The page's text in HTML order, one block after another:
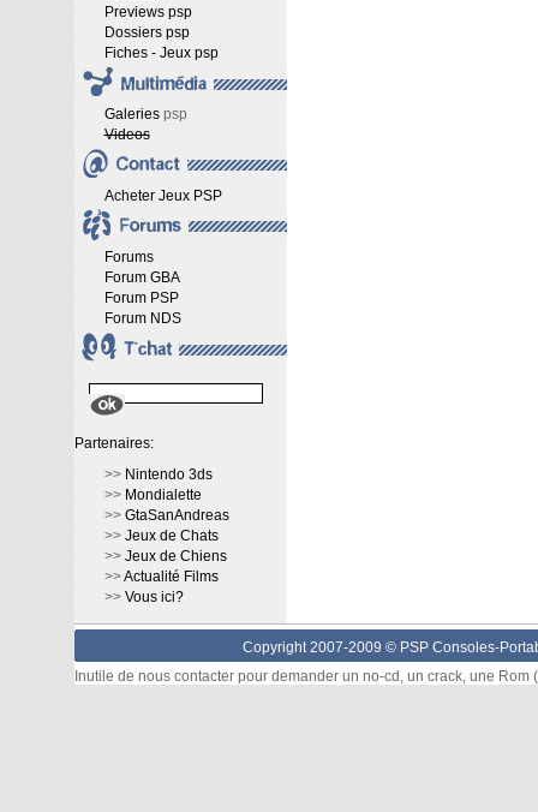
Previews psp
Dossiers psp
Fiches - Jeux psp
Galeriespsp
Videos
Acheter Jeux PSP
Forums
Forum GBA
Forum PSP
Forum NDS
Partenaires:
>> Nintendo 3ds
>> Mondialette
>> GtaSanAndreas
>> Jeux de Chats
>> Jeux de Chiens
>>Actualité Films
>> Vous ici?
Copyright 2007-2009 © PSP Consoles-
Inutile de nous contacter pour demander un no-cd, un crack, une